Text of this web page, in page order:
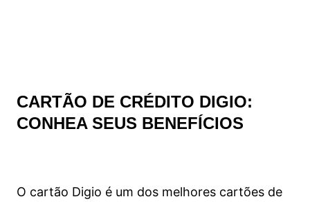
CARTÃO DE CRÉDITO DIGIO:
CONHEA SEUS BENEFÍCIOS
O cartão Digio é um dos melhores cartões de